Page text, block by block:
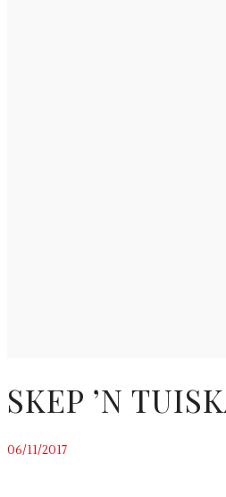
SKEP ’N
06/11/2017